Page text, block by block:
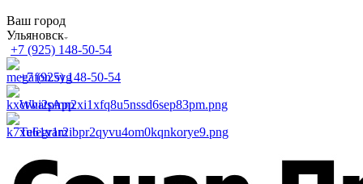
Ваш город
Ульяновск
+7 (925) 148-50-54
+7 (925) 148-50-54
WhatsApp
Telegram